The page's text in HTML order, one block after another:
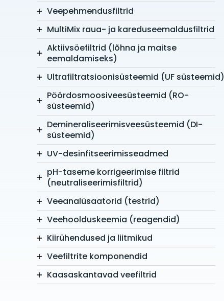
Veepehmendusfiltrid
MultiMix raua- ja kareduseemaldusfiltrid
Aktiivsöefiltrid (lõhna ja maitse
eemaldamiseks)
Ultrafiltratsioonisüsteemid (UF süsteemid)
Pöördosmoosiveesüsteemid (RO-
süsteemid)
Demineraliseerimisveesüsteemid (DI-
süsteemid)
UV-desinfitseerimisseadmed
pH-taseme korrigeerimise filtrid
(neutraliseerimisfiltrid)
Veeanalüsaatorid (testrid)
Veehoolduskeemia (reagendid)
Kiirühendused ja liitmikud
Veefiltrite komponendid
Kaasaskantavad veefiltrid